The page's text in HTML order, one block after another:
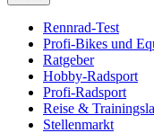
Rennrad-Test
Profi-Bikes und
Ratgeber
Hobby-Radsport
Profi-Radsport
Reise &
Stellenmarkt